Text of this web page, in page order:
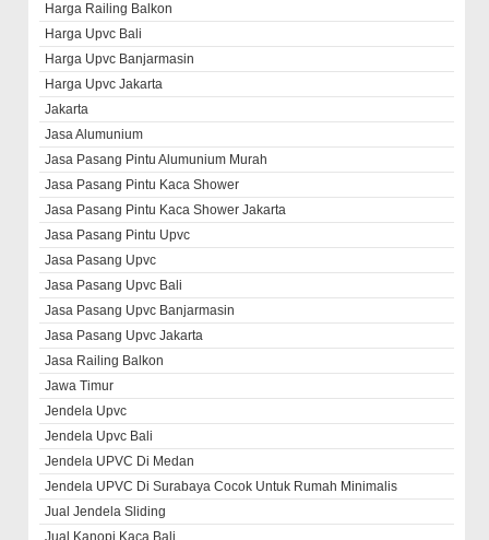
Harga Railing Balkon
Harga Upvc Bali
Harga Upvc Banjarmasin
Harga Upvc Jakarta
Jakarta
Jasa Alumunium
Jasa Pasang Pintu Alumunium Murah
Jasa Pasang Pintu Kaca Shower
Jasa Pasang Pintu Kaca Shower Jakarta
Jasa Pasang Pintu Upvc
Jasa Pasang Upvc
Jasa Pasang Upvc Bali
Jasa Pasang Upvc Banjarmasin
Jasa Pasang Upvc Jakarta
Jasa Railing Balkon
Jawa Timur
Jendela Upvc
Jendela Upvc Bali
Jendela UPVC Di Medan
Jendela UPVC Di Surabaya Cocok Untuk Rumah Minimalis
Jual Jendela Sliding
Jual Kanopi Kaca Bali